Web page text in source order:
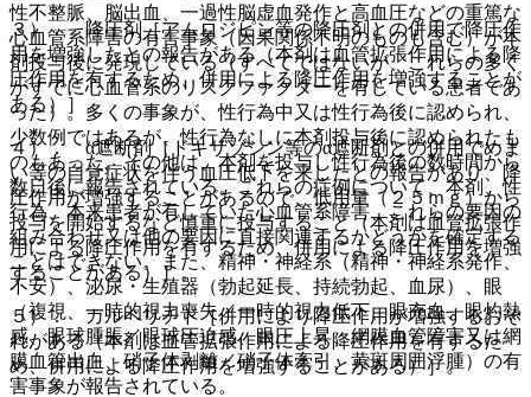
性不整脈、脳出血、一過性脳虚血発作と高血圧などの重篤な
心血管系障害の有害事象（因果関係不明のものも含む）が本
剤投与後に発現している（すべてではないが、これらの多く
がすでに心血管系のリスクファクターを有している患者であ
った）。多くの事象が、性行為中又は性行為後に認められ、
少数例ではあるが、性行為なしに本剤投与後に認められたも
のもあった。その他は、本剤を投与し性行為後の数時間から
数日後に報告されている。これらの症例について、本剤、性
行為、本来患者が有していた心血管系障害、これらの要因の
組み合わせ又は他の要因に直接関連するかどうかを確定する
ことはできない。また、精神・神経系（精神・神経系発作、
不安）、泌尿・生殖器（勃起延長、持続勃起、血尿）、眼
（複視、一時的視力喪失／一時的視力低下、眼充血、眼灼熱
感、眼球腫脹／眼球圧迫感、眼圧上昇、網膜血管障害又は網
膜血管出血、硝子体剥離／硝子体牽引、黄斑周囲浮腫）の有
害事象が報告されている。
３）． 降圧剤［アムロジピン等の降圧剤との併用で降圧作
用を増強したとの報告がある（本剤は血管拡張作用による降
圧作用を有するため、併用による降圧作用を増強することが
ある）］。
４）． α遮断剤［ドキサゾシン等のα遮断剤との併用でめま
い等の自覚症状を伴う血圧低下を来したとの報告があり、降
圧作用が増強することがあるので、低用量（２５ｍｇ）から
投与を開始するなど慎重に投与すること（本剤は血管拡張作
用による降圧作用を有するため、併用による降圧作用を増強
することがある）］。
５）． カルペリチド［併用により降圧作用が増強するおそ
れがある（本剤は血管拡張作用による降圧作用を有するた
め、併用による降圧作用を増強することがある）］。